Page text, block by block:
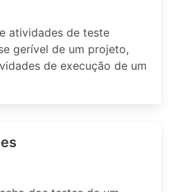
atividades de teste
gerível de um projeto,
de execução de um